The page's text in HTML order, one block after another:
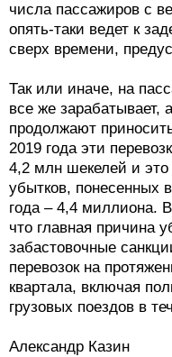
числа пассажиров с
опять-таки ведет к
сверх времени,
Так или иначе, на
все же зарабатывает,
продолжают
2019 года эти
4,2 млн шекелей и это
убытков, понесенных
года – 4,4 миллиона.
что главная причина
забастовочные
перевозок на
квартала, включая
грузовых поездов в
Александр Казин